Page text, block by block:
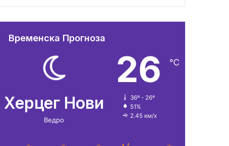
Временска Прогноза
Херцег Нови
Ведро
26 ℃
36º - 26º
51%
2.45 км/х